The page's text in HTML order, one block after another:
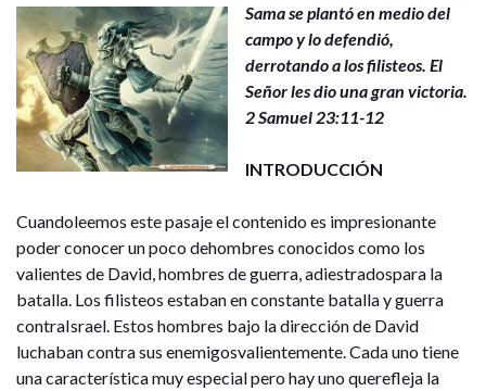
Sama se plantó en medio del
campo y lo defendió,
derrotando a los filisteos. El
Señor les dio una gran victoria.
2 Samuel 23:11-12
INTRODUCCIÓN
Cuandoleemos este pasaje el contenido es impresionante
poder conocer un poco dehombres conocidos como los
valientes de David, hombres de guerra, adiestradospara la
batalla. Los filisteos estaban en constante batalla y guerra
contraIsrael. Estos hombres bajo la dirección de David
luchaban contra sus enemigosvalientemente. Cada uno tiene
una característica muy especial pero hay uno querefleja la